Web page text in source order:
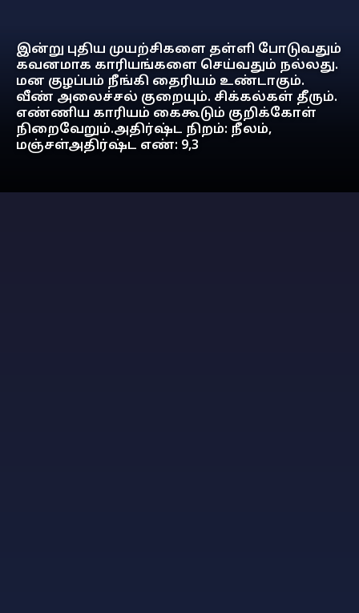
இன்று புதிய முயற்சிகளை தள்ளி போடுவதும்
கவனமாக காரியங்களை செய்வதும் நல்லது.
மன குழப்பம் நீங்கி தைரியம் உண்டாகும்.
வீண் அலைச்சல் குறையும். சிக்கல்கள் தீரும்.
எண்ணிய காரியம் கைகூடும் குறிக்கோள்
நிறைவேறும்.அதிர்ஷ்ட நிறம்: நீலம்,
மஞ்சள்அதிர்ஷ்ட எண்: 9,3